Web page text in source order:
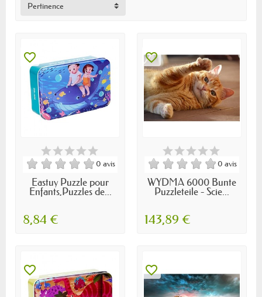
Pertinence
favorite_border
0 avis
Eastuy Puzzle pour
Enfants,Puzzles de...
8,84 €
favorite_border
0 avis
WYDMA 6000 Bunte
Puzzleteile - Scie...
143,89 €
favorite_border favorite_border